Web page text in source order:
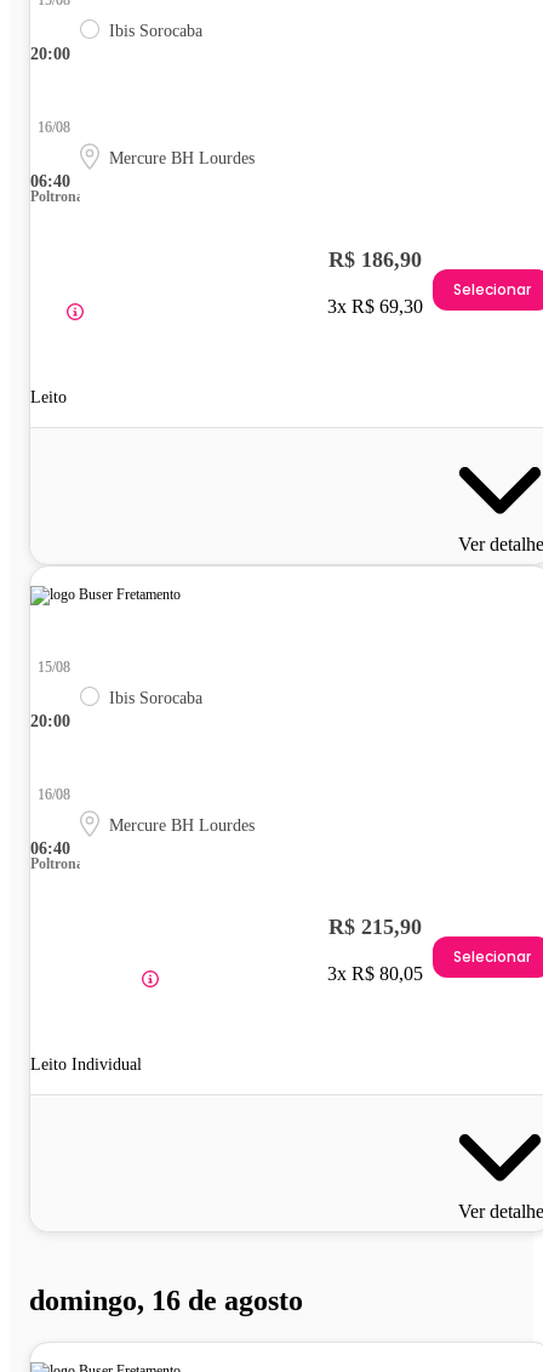
20:00
Ibis Sorocaba
06:40
16/08
Mercure BH Lourdes
Poltrona
Leito
R$ 186,90
3x R$ 69,30
Selecionar
Ver
20:00
15/08
Ibis Sorocaba
06:40
16/08
Mercure BH Lourdes
Poltrona
Leito Individual
R$ 215,90
3x R$ 80,05
Selecionar
Ver
domingo, 16 de agosto